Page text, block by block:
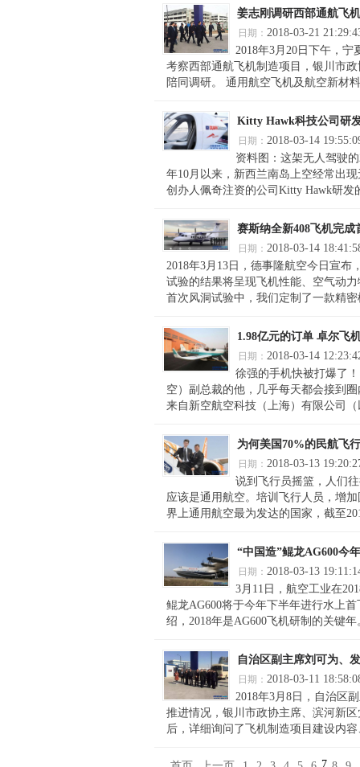
姜志刚调研西部通航飞
日期： 2018-03-21
2018年3月20日下午，
考察西部通航飞机制造项目，银川市
陪同调研。 通用航空飞机及航空新材
Kitty Hawk科技公司研
日期： 2018-03-14
资料图：这架无人驾驶
年10月以来，新西兰南岛上空经常出
创办人佩奇注资的公司Kitty Hawk研发
赛斯纳全新408飞机完
日期： 2018-03-14
2018年3月13日，德事隆航空今日宣
试验的结果将呈现飞机性能、空气动
首次风洞试验中，我们定制了一款精
1.98亿元的订单 卓尔飞
日期： 2018-03-14
徐强的手机快被打爆了
空）副总裁的他，几乎每天都会接到
来自新空航空科技（上海）有限公司
为何美国70%的民航飞
日期： 2018-03-13
说到飞行员摇篮，人们
应该是通用航空。培训飞行人员，增
界上通用航空最为发达的国家，截至
“中国造”鲲龙AG600今
日期： 2018-03-13
3月11日，航空工业在
鲲龙AG600将于今年下半年进行水上
绍，2018年是AG600飞机研制的关键
自治区副主席刘可为、
日期： 2018-03-11
2018年3月8日，自治区
推进情况，银川市政协主席、滨河新
后，详细询问了飞机制造项目建设内
7